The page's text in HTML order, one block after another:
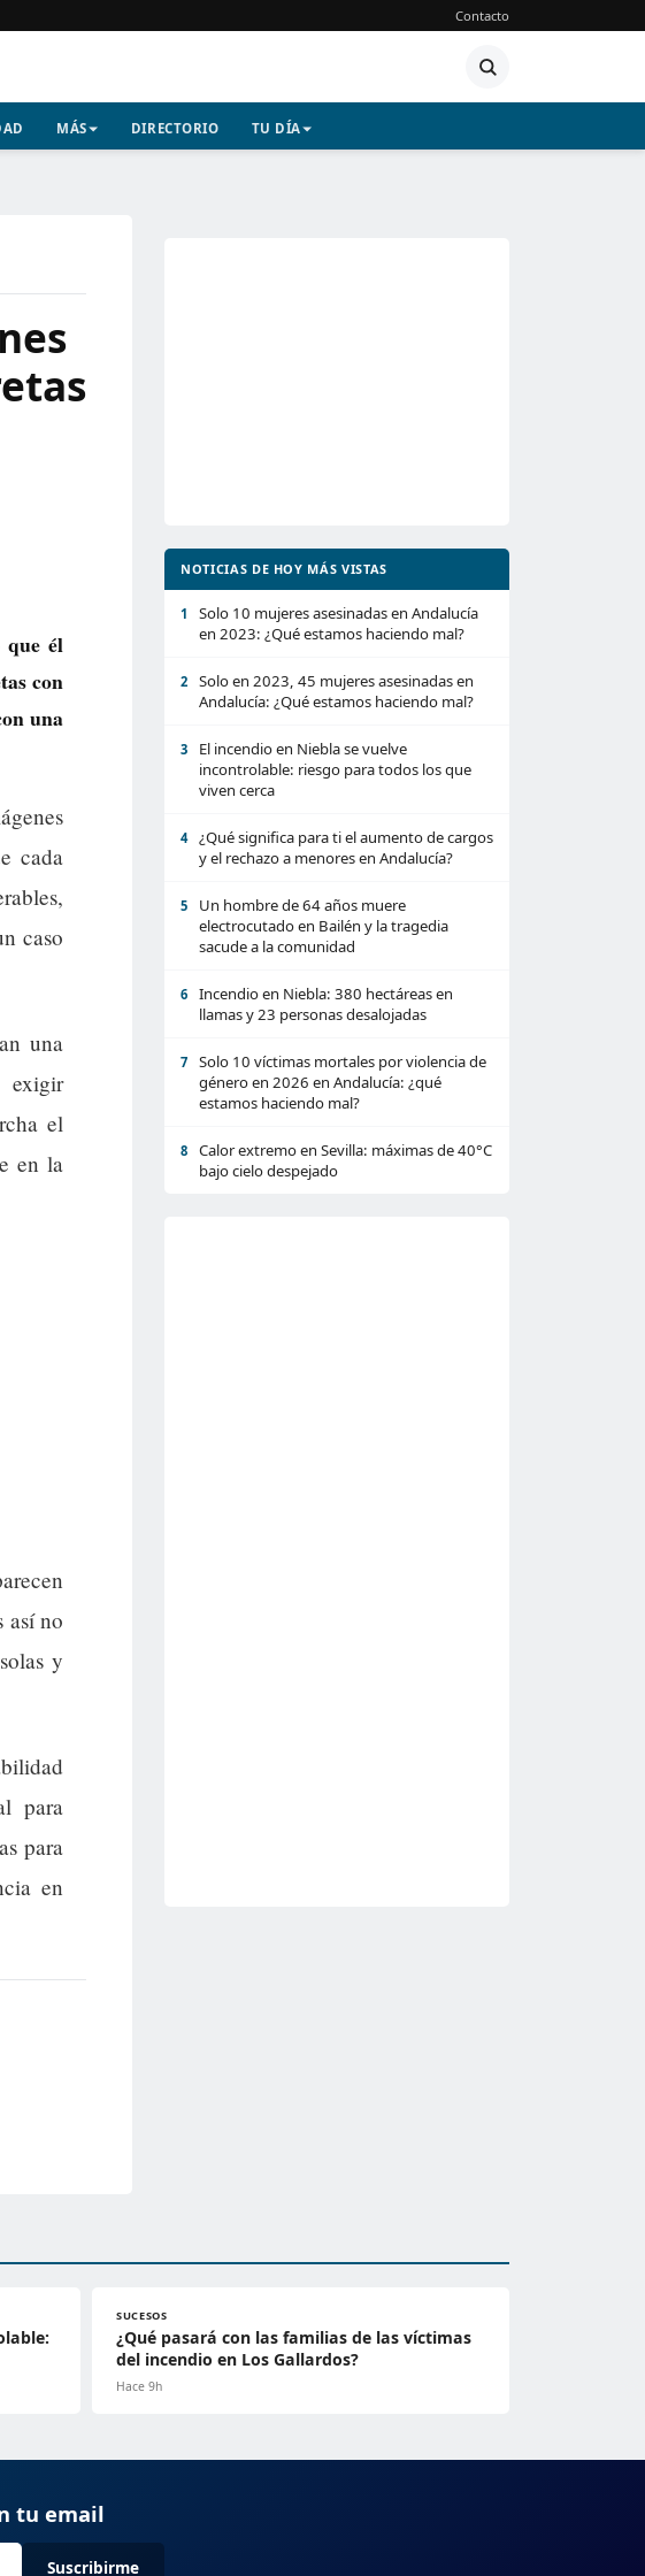
Contacto
MÁS DIRECTORIO TU DÍA
que él
con
una
cada
caso
una
exigir
el
en la
así no
y
para
para
en
NOTICIAS DE HOY MÁS VISTAS
1
Solo 10 mujeres asesinadas en Andalucía
en 2023: ¿Qué estamos haciendo mal?
2
Solo en 2023, 45 mujeres asesinadas en
Andalucía: ¿Qué estamos haciendo mal?
3
El incendio en Niebla se vuelve
incontrolable: riesgo para todos los que
viven cerca
4
¿Qué significa para ti el aumento de cargos
y el rechazo a menores en Andalucía?
5
Un hombre de 64 años muere
electrocutado en Bailén y la tragedia
sacude a la comunidad
6
Incendio en Niebla: 380 hectáreas en
llamas y 23 personas desalojadas
7
Solo 10 víctimas mortales por violencia de
género en 2026 en Andalucía: ¿qué
estamos haciendo mal?
8
Calor extremo en Sevilla: máximas de 40°C
bajo cielo despejado
SUCESOS
¿Qué pasará con las familias de las víctimas
del incendio en Los Gallardos?
Hace 9h
tu email
Suscribirme